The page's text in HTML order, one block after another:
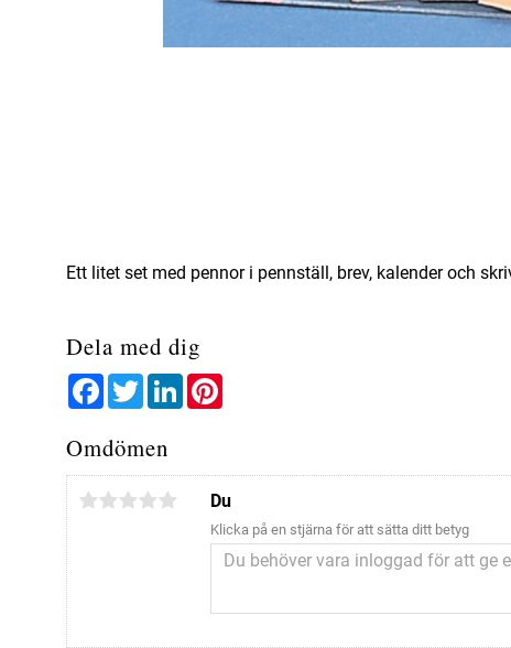
Ett litet set med pennor i pennställ, brev, kalender och
Dela med dig
FacebookTwitterLinkedIn
Omdömen
Du
Klicka på en stjärna för att sätta ditt betyg